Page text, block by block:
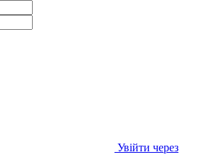
Увійти через